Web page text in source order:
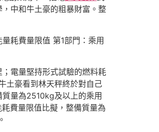
中和牛土豪的粗暴財富。整
耗費量限值 第1部門：乘用
電量堅持形式試驗的燃料耗
土豪看到林天秤終於對自己
量為2510kg及以上的乘用
費量限值比擬，整備質量為